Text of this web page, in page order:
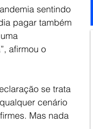
sentindo
pagar também
afirmou o
se trata
cenário
Mas nada